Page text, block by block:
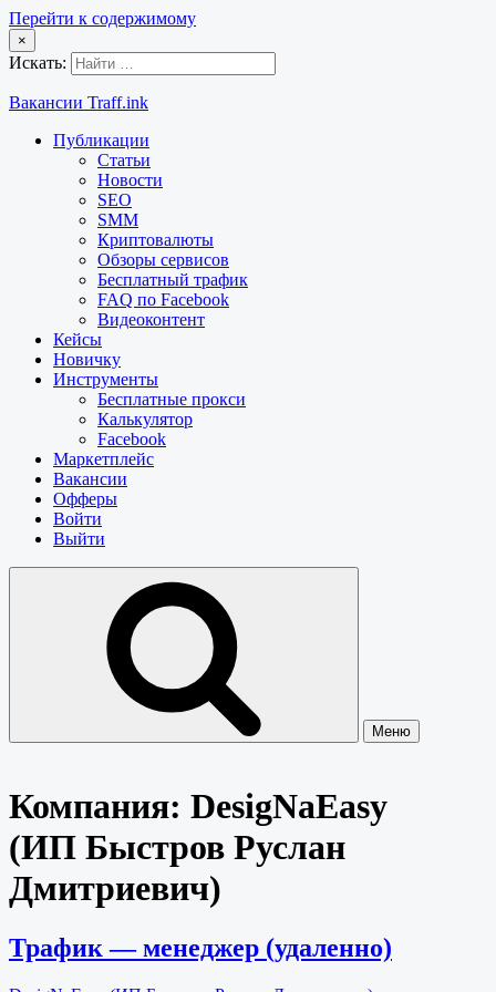
Перейти к содержимому
×
Искать:
Вакансии Traff.ink
Публикации
Статьи
Новости
SEO
SMM
Криптовалюты
Обзоры сервисов
Бесплатный трафик
FAQ по Facebook
Видеоконтент
Кейсы
Новичку
Инструменты
Бесплатные прокси
Калькулятор
Facebook
Маркетплейс
Вакансии
Офферы
Войти
Выйти
Меню
Компания: DesigNaEasy
(ИП Быстров Руслан
Дмитриевич)
Трафик — менеджер (удаленно)